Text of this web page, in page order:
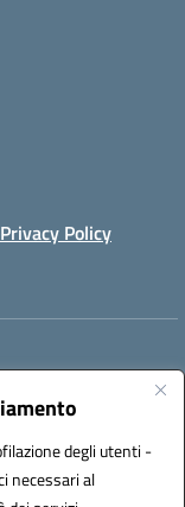
degli utenti -
necessari al
Privacy Policy
istsc_saic878008